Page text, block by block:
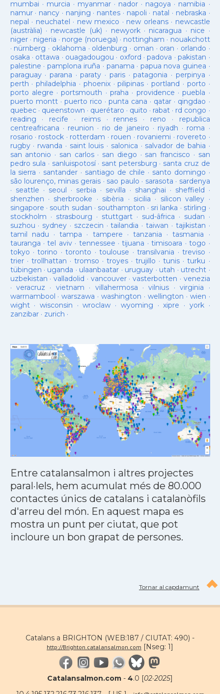
mumbai · murcia · myanmar· nador · nagoya · namibia ·
namur· nancy · nanjing · nantes · napoli · natal · nebraska ·
nepal · neuchatel · new mexico · new orleans· newcastle
(austràlia) · newcastle (uk) · newyork· nicaragua · nice ·
niger· nigeria · norge (noruega) · nottingham · nouakchott
· nürnberg · oklahoma · oldenburg · oman · oran · orlando ·
osaka · ottawa · ouagadougou · oxford ·padova ·pakistan ·
palestine · pamplona iruña · panama · papua nova guinea ·
paraguay· parana ·paraty · paris·patagonia · perpinya ·
perth ·philadelphia · phoenix·pilipinas ·portland · porto ·
porto alegre ·portsmouth ·praha · providence ·puebla ·
puerto montt· puerto rico ·punta cana · qatar · qingdao ·
quebec· queenstown · querétaro · quito · rabat · rd congo ·
reading · recife · reims· rennes · reno · republica
centreafricana · reunion · rio de janeiro · riyadh · roma ·
rosario · rostock · rotterdam · rouen · rovaniemi · rovereto ·
rugby· rwanda · saint louis · salonica · salvador de bahia ·
san antonio · san carlos· san diego · san francisco · san
pedro sula · sanluispotosí· sant petersburg · santa cruz de
la sierra · santander · santiago de chile · santo domingo ·
são lourenço, minas gerais · sao paulo · sarasota · sardenya
· seattle · seoul · serbia · sevilla · shanghai · sheffield ·
shenzhen · sherbrooke · sibèria · sicilia · silicon valley ·
singapore · south sudan · southampton · sri lanka · stirling ·
stockholm · strasbourg · stuttgart· sud-âfrica · sudan ·
suzhou · sydney · szczecin ·tailandia ·taiwan · tajikistan ·
tamil nadu ·tampa · tampere · tanzania ·tasmania ·
tauranga ·tel aviv· tennessee ·tijuana ·timisoara ·togo ·
tokyo ·torino ·toronto ·toulouse ·transilvania ·treviso ·
trier· trollhattan · tromso · troyes·trujillo ·tunis ·turku ·
tübingen · uganda · ulaanbaatar · uruguay · utah · utrecht ·
uzbekistan · valladolid · vancouver· vasterbotten · venezia
· veracruz · vietnam · villahermosa ·vilnius ·virginia ·
warrnambool ·warszawa ·washington · wellington · wien ·
wight· wisconsin ·wroclaw · wyoming ·xipre · york·
zanzibar· zurich ·
Entre catalansalmon i altres projectes
paral·lels, hem acumulat més de 80.000
contactes únics de catalans i catalanòfils
d'arreu del món. En aquest mapa es
mostra un punt per ciutat, que pot
incloure un bon grapat de persones.
Tornar al capdamunt
Catalans a BRIGHTON (WEB:187 / CIUTAT: 490) -
http://Brighton.catalansalmon.com [Nseg: 1]
Catalansalmon.com - 4.0 [02·2025]